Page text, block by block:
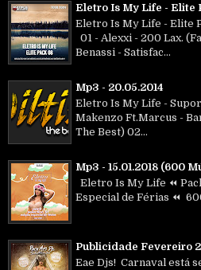
Eletro Is My Life - Elite
Eletro Is My Life -
01 - Alexxi - 200 Lax.
Benassi - Satisfac...
Mp3 - 20.05.2014
Eletro Is My Life -
Makenzo Ft.Marcus -
The Best) 02...
Mp3 - 15.01.2018 (600
Eletro Is My Life ⏪
Especial de Férias ⏪
Publicidade Fevereiro
Eae Djs! Carnaval está